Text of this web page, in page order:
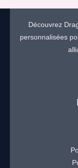
Découvrez
personnalisées